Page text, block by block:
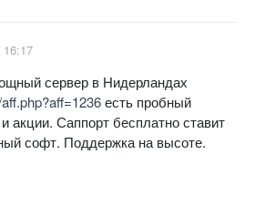
16:17
сервер в Нидерландах
есть пробный
акции. Саппорт бесплатно ставит
софт. Поддержка на высоте.